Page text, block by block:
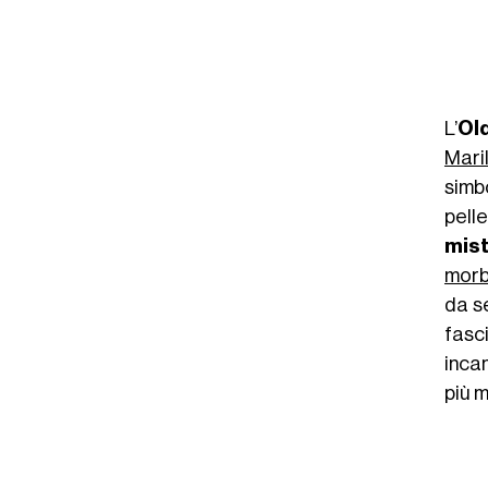
L’
da
più